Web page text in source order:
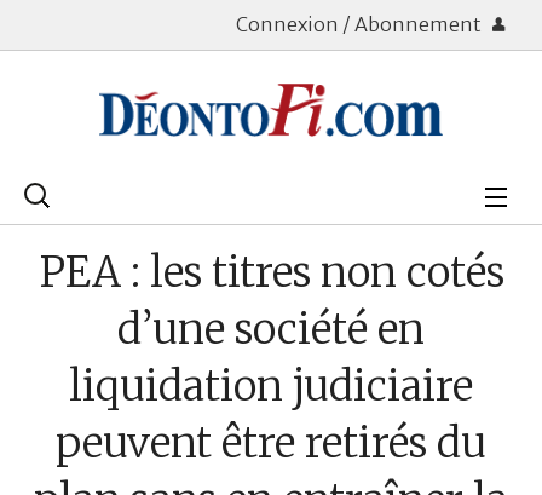
Connexion / Abonnement
Rechercher
Assurance Vie
Patrimoine
PEA : les titres non cotés
d’une société en
liquidation judiciaire
peuvent être retirés du